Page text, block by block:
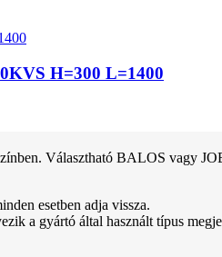
H=300 L=1400
Választható BALOS vagy
esetben adja vissza.
a gyártó által használt típus